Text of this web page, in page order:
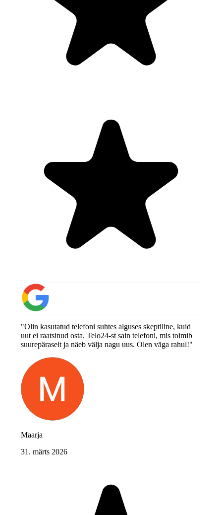
"Olin kasutatud telefoni suhtes alguses skeptiline, kuid
uut ei raatsinud osta. Telo24-st sain telefoni, mis toimib
suurepäraselt ja näeb välja nagu uus. Olen väga rahul!"
Maarja
31. märts 2026